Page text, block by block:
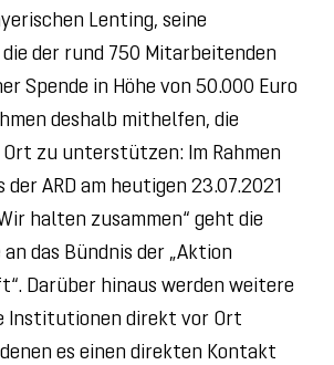
Lenting, seine
der rund 750 Mitarbeitenden
Spende in Höhe von 50.000 Euro
deshalb mithelfen, die
zu unterstützen: Im Rahmen
ARD am heutigen 23.07.2021
halten zusammen“ geht die
das Bündnis der „Aktion
Darüber hinaus werden weitere
Institutionen direkt vor Ort
es einen direkten Kontakt